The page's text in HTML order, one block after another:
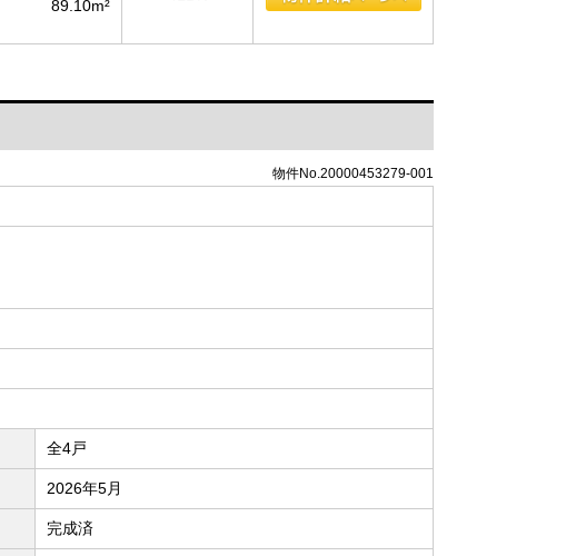
89.10m²
物件No.20000453279-001
全4戸
2026年5月
完成済